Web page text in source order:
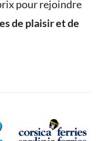
pour rejoindre
de plaisir et de